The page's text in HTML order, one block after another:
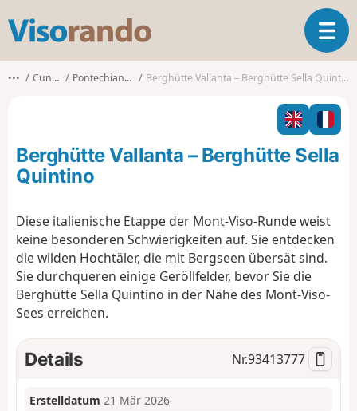
s
o
o
T
o
g
l
n
a
a
t
••• Cuneo Pontechianale Berghütte Vallanta – Berghütte Sella Quintino
Berghütte Vallanta – Berghütte Sella
Quintino
Diese italienische Etappe der Mont-Viso-Runde weist
keine besonderen Schwierigkeiten auf. Sie entdecken
die wilden Hochtäler, die mit Bergseen übersät sind.
Sie durchqueren einige Geröllfelder, bevor Sie die
Berghütte Sella Quintino in der Nähe des Mont-Viso-
Sees erreichen.
Details Nr.93413777
Erstelldatum 21 Mär 2026